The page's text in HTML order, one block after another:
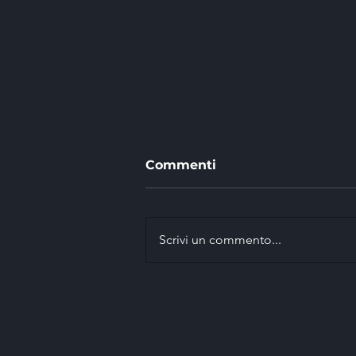
Commenti
Scrivi un commento...